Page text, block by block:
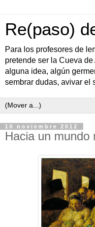
Re(paso)
Para los profesores de
pretende ser la Cueva
alguna idea, algún
sembrar dudas, avivar el
10 noviembre 2012
Hacia un mundo